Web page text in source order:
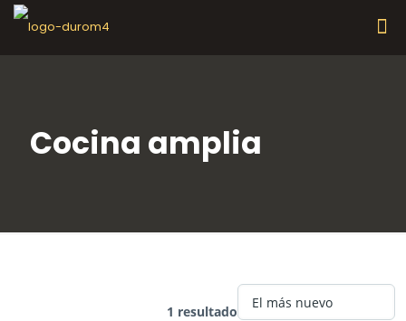
Cocina amplia
1 resultado